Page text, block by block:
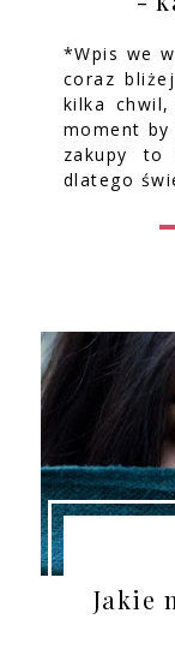
*Wpis we
coraz
kilka
moment
zakupy to
dlatego
Jakie